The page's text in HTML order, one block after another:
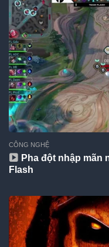
CÔNG NGHỆ
Pha đột nhập mãn
Flash